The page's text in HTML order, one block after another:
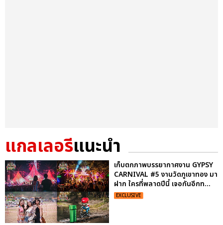
แกลเลอรีแนะนำ
เก็บตกภาพบรรยากาศงาน GYPSY
CARNIVAL #5 งานวัดภูเขาทอง มา
ฝาก ใครที่พลาดปีนี้ เจอกันอีกท...
EXCLUSIVE